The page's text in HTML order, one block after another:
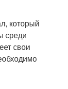
который
среди
свои